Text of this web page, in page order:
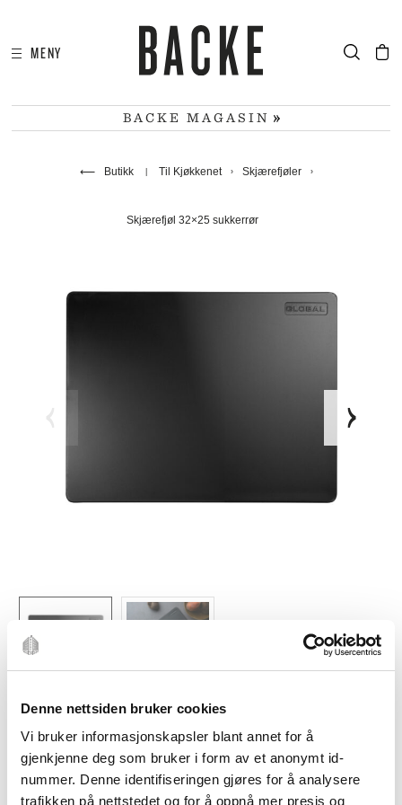
Denne nettsiden bruker cookies
Vi bruker informasjonskapsler blant annet for å
gjenkjenne deg som bruker i form av et anonymt id-
nummer. Denne identifiseringen gjøres for å analysere
trafikken på nettstedet og for å oppnå mer presis og
MENY
BACKE MAGASIN
⟵ Butikk Til Kjøkkenet Skjærefjøler
Skjærefjøl 32×25 sukkerrør
GLOBAL